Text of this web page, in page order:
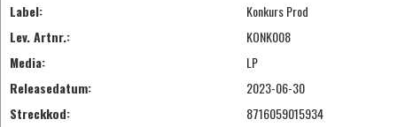
Label:
Konkurs Prod
Lev. Artnr.:
KONK008
Media:
LP
Releasedatum:
2023-06-30
Streckkod:
8716059015934